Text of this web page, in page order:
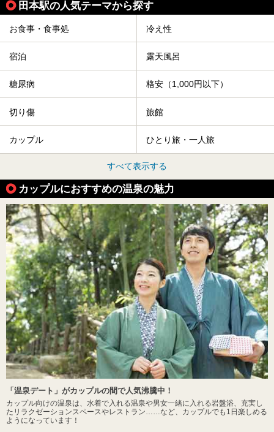
田本駅の人気テーマから探す
お食事・食事処 冷え性
宿泊 露天風呂
糖尿病 格安（1,000円以下）
切り傷 旅館
カップル ひとり旅・一人旅
すべて表示する
カップルにおすすめの温泉の魅力
「温泉デート」がカップルの間で人気沸騰中！
カップル向けの温泉は、水着で入れる温泉や男女一緒に入れる岩盤浴、充実し
たリラクゼーションスペースやレストラン……など、カップルでも1日楽しめる
ようになっています！